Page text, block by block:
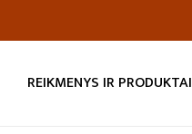
REIKMENYS IR PRODUKTAI